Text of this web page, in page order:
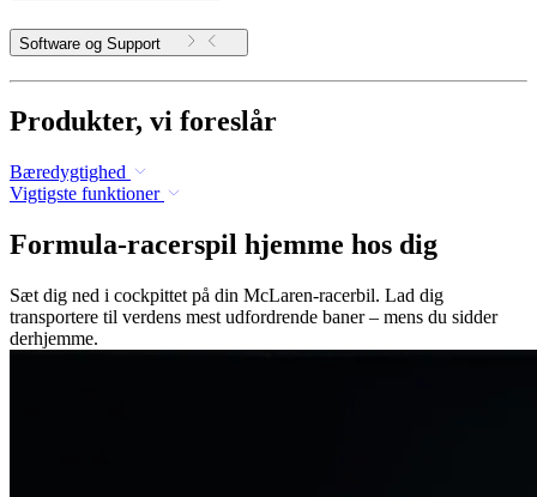
Software og Support
Produkter, vi foreslår
Bæredygtighed
Vigtigste funktioner
Formula-racerspil hjemme hos dig
Sæt dig ned i cockpittet på din McLaren-racerbil. Lad dig
transportere til verdens mest udfordrende baner – mens du sidder
derhjemme.